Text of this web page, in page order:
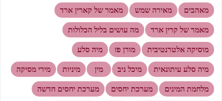
מאהבים מאירה שמש מאמר של קארין ארד
מאמר של קרין ארד מה עושים בליל הכלולות
מוסיקה אלטרנטיבית מורן פז מיה סלע
מיה סלע עיתונאית מיכל ניב מין מיניות מירי מסיקה
מלחמת המינים מערכת יחסים מערכת יחסים חדשה